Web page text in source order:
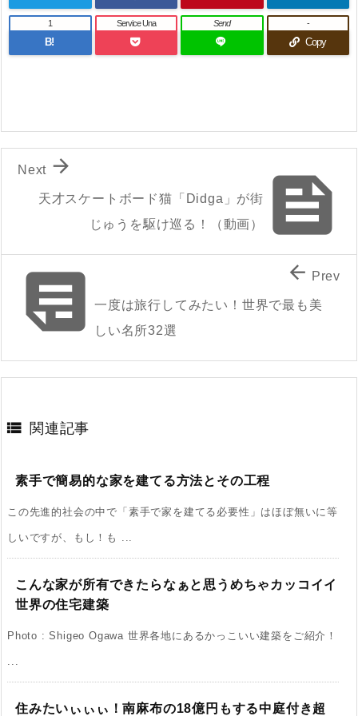
B!
1 Service Una Send
Copy
-

天才スケートボード猫「Didga」が街
じゅうを駆け巡る！（動画）

Next
一度は旅行してみたい！世界で最も美
しい名所32選
 Prev
 関連記事
素手で簡易的な家を建てる方法とその工程
この先進的社会の中で「素手で家を建てる必要性」はほぼ無いに等
しいですが、もし！も ...
こんな家が所有できたらなぁと思うめちゃカッコイイ
世界の住宅建築
Photo : Shigeo Ogawa 世界各地にあるかっこいい建築をご紹介！
...
住みたいぃぃぃ！南麻布の18億円もする中庭付き超